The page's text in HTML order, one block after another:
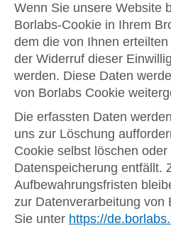
Wenn Sie unsere Website
Borlabs-Cookie in Ihrem
dem die von Ihnen
der Widerruf dieser
werden. Diese Daten
von Borlabs Cookie
Die erfassten Daten
uns zur Löschung
Cookie selbst löschen
Datenspeicherung entfällt.
Aufbewahrungsfristen
zur Datenverarbeitung von
Sie unter https://